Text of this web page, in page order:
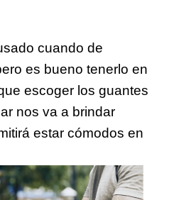
cuando de
es bueno tenerlo en
escoger los guantes
nos va a brindar
estar cómodos en